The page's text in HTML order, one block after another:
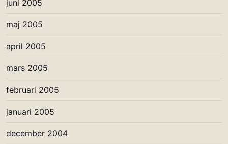
juni 2005
maj 2005
april 2005
mars 2005
februari 2005
januari 2005
december 2004